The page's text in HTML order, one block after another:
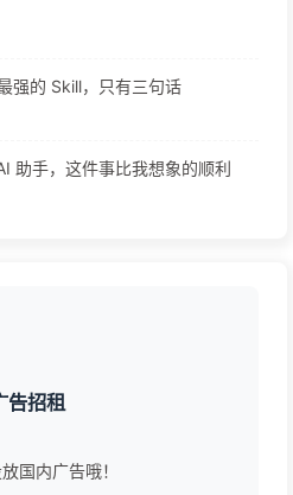
强的 Skill，只有三句话
助手，这件事比我想象的顺利
告招租
国内广告哦！